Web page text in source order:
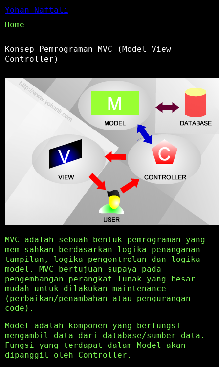
Yohan Naftali
Home
Konsep Pemrograman MVC (Model View
Controller)
MVC adalah sebuah bentuk pemrograman yang
memisahkan berdasarkan logika penanganan
tampilan, logika pengontrolan dan logika
model. MVC bertujuan supaya pada
pengembangan perangkat lunak yang besar
mudah untuk dilakukan maintenance
(perbaikan/penambahan atau pengurangan
code).
Model adalah komponen yang berfungsi
mengambil data dari database/sumber data.
Fungsi yang terdapat dalam Model akan
dipanggil oleh Controller.